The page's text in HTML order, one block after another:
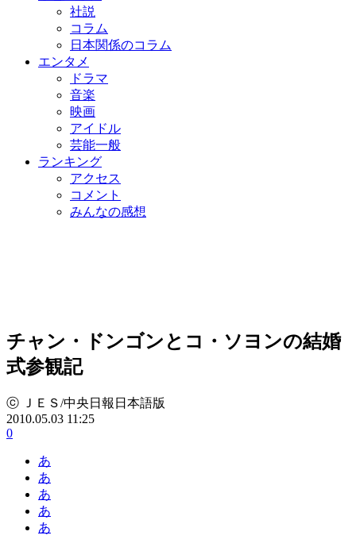
社説
コラム
日本関係のコラム
エンタメ
ドラマ
音楽
映画
アイドル
芸能一般
ランキング
アクセス
コメント
みんなの感想
チャン・ドンゴンとコ・ソヨンの結婚
式参観記
ⓒ ＪＥＳ/中央日報日本語版
2010.05.03 11:25
0
あ
あ
あ
あ
あ